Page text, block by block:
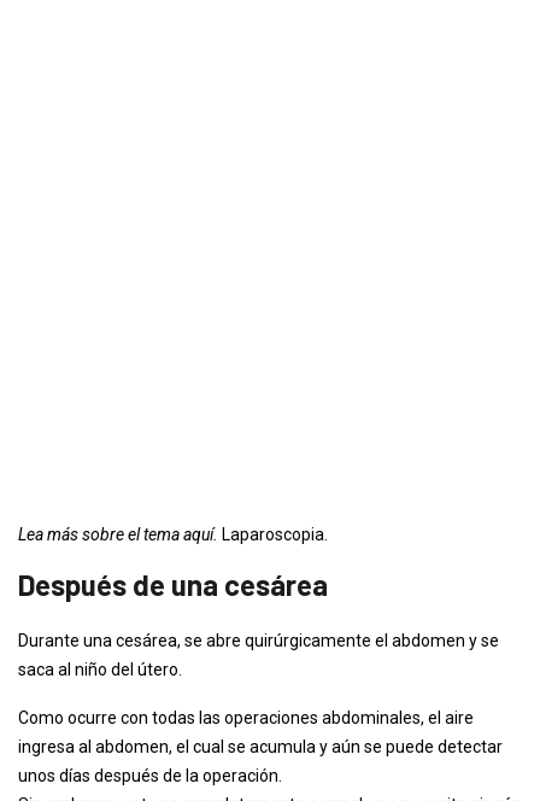
Lea más sobre el tema aquí. Laparoscopia.
Después de una cesárea
Durante una cesárea, se abre quirúrgicamente el abdomen y se
saca al niño del útero.
Como ocurre con todas las operaciones abdominales, el aire
ingresa al abdomen, el cual se acumula y aún se puede detectar
unos días después de la operación.